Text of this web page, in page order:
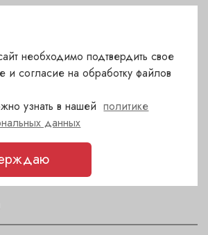
,пино бьянко,риболла джалла
необходимо подтвердить свое
и согласие на обработку файлов
узнать в нашейполитике
данных